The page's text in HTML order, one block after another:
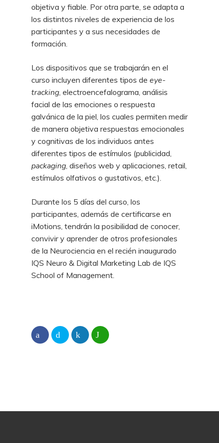
objetiva y fiable. Por otra parte, se adapta a
los distintos niveles de experiencia de los
participantes y a sus necesidades de
formación.
Los dispositivos que se trabajarán en el
curso incluyen diferentes tipos de eye-
tracking, electroencefalograma, análisis
facial de las emociones o respuesta
galvánica de la piel, los cuales permiten medir
de manera objetiva respuestas emocionales
y cognitivas de los individuos antes
diferentes tipos de estímulos (publicidad,
packaging, diseños web y aplicaciones, retail,
estímulos olfativos o gustativos, etc.).
Durante los 5 días del curso, los
participantes, además de certificarse en
iMotions, tendrán la posibilidad de conocer,
convivir y aprender de otros profesionales
de la Neurociencia en el recién inaugurado
IQS Neuro & Digital Marketing Lab de IQS
School of Management.